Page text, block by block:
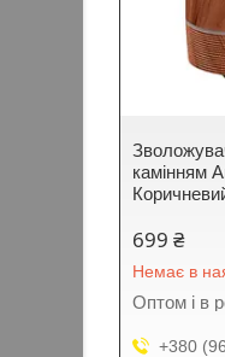
камінням
699 ₴
Немає в
Оптом і в
+380